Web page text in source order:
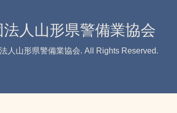
人山形県警備業協会
人山形県警備業協会. All Rights Reserved.